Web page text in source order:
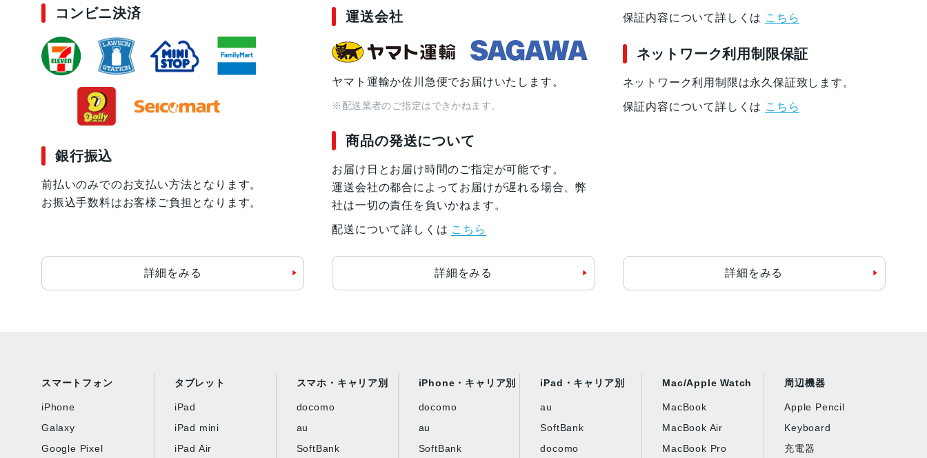
コンビニ決済
銀行振込
前払いのみでのお支払い方法となります。
お振込手数料はお客様ご負担となります。
詳細をみる
運送会社
ヤマト運輸か佐川急便でお届けいたします。
※配送業者のご指定はできかねます。
商品の発送について
お届け日とお届け時間のご指定が可能です。
運送会社の都合によってお届けが遅れる場合、弊
社は一切の責任を負いかねます。
配送について詳しくは こちら
詳細をみる
保証内容について詳しくは こちら
ネットワーク利用制限保証
ネットワーク利用制限は永久保証致します。
保証内容について詳しくは こちら
詳細をみる
スマートフォン
iPhone
Galaxy
Google Pixel
タブレット
iPad
iPad mini
iPad Air
スマホ・キャリア別
docomo
au
SoftBank
iPhone・キャリア別
docomo
au
SoftBank
iPad・キャリア別
au
SoftBank
docomo
Mac/Apple Watch
MacBook
MacBook Air
MacBook Pro
周辺機器
Apple Pencil
Keyboard
充電器